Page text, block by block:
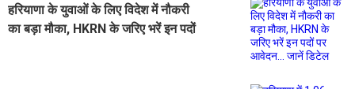
हरियाणा के युवाओं के लिए विदेश में नौकरी
का बड़ा मौका, HKRN के जरिए भरें इन पदों